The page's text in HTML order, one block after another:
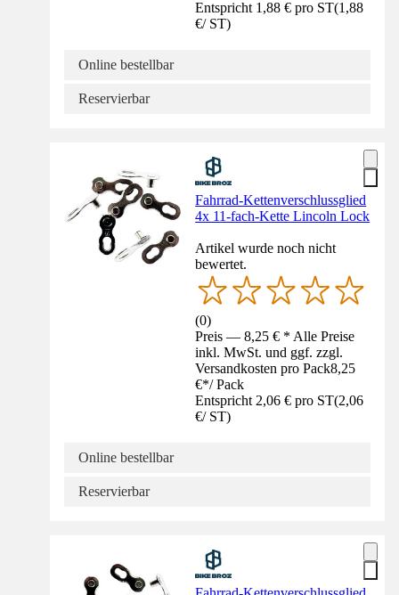
Entspricht 1,88 € pro ST(1,88
€/ ST)
Online bestellbar
Reservierbar
Fahrrad-Kettenverschlussglied
4x 11-fach-Kette Lincoln Lock
Artikel wurde noch nicht
bewertet.
(0)
Preis — 8,25 € * Alle Preise
inkl. MwSt. und ggf. zzgl.
Versandkosten pro Pack8,25
€*/ Pack
Entspricht 2,06 € pro ST(2,06
€/ ST)
Online bestellbar
Reservierbar